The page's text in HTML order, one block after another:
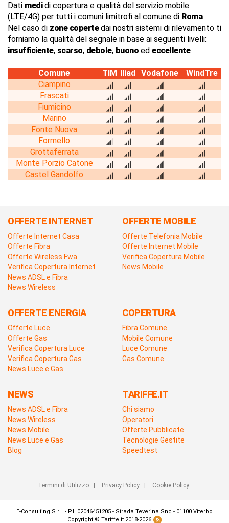
Dati medidi copertura e qualità del servizio mobile
(LTE/4G) per tutti i comuni limitrofi al comune di Roma.
Nel caso di zone copertedai nostri sistemi di rilevamento ti
forniamo la qualità del segnale in base ai seguenti livelli:
insufficiente, scarso, debole, buono ed eccellente.
Comune TIM Iliad Vodafone
WindTre
Ciampino
Frascati
Fiumicino
Marino
Fonte Nuova
Formello
Grottaferrata
Monte Porzio Catone
Castel Gandolfo
OFFERTE INTERNET
Offerte Internet Casa
Offerte Fibra
Offerte Wireless Fwa
Verifica Copertura Internet
News ADSL e Fibra
News Wireless
OFFERTE MOBILE
Offerte Telefonia Mobile
Offerte Internet Mobile
Verifica Copertura Mobile
News Mobile
OFFERTE ENERGIA
Offerte Luce
Offerte Gas
Verifica Copertura Luce
Verifica Copertura Gas
News Luce e Gas
COPERTURA
Fibra Comune
Mobile Comune
Luce Comune
Gas Comune
NEWS
News ADSL e Fibra
News Wireless
News Mobile
News Luce e Gas
Blog
TARIFFE.IT
Chi siamo
Operatori
Offerte Pubblicate
Tecnologie Gestite
Speedtest
Termini di Utilizzo| Privacy Policy| Cookie Policy
E-Consulting S.r.l. - P.I. 02046451205 - Strada Teverina Snc - 01100 Viterbo
Copyright © Tariffe.it 2018-2026